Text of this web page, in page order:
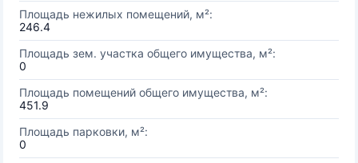
Площадь нежилых помещений, м²:
246.4
Площадь зем. участка общего имущества, м²:
0
Площадь помещений общего имущества, м²:
451.9
Площадь парковки, м²:
0